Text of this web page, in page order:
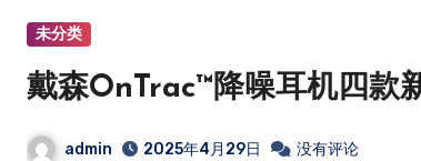
未分类
戴森OnTrac™降噪耳机四款
admin 2025年4月29日 没有评论